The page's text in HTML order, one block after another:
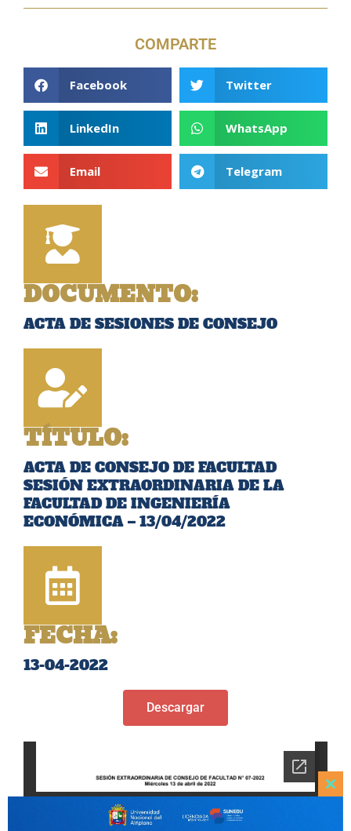
COMPARTE
Facebook Twitter
LinkedIn WhatsApp
Email Telegram
DOCUMENTO:
ACTA DE SESIONES DE CONSEJO
TÍTULO:
ACTA DE CONSEJO DE FACULTAD
SESIÓN EXTRAORDINARIA DE LA
FACULTAD DE INGENIERÍA
ECONÓMICA – 13/04/2022
FECHA:
13-04-2022
Descargar